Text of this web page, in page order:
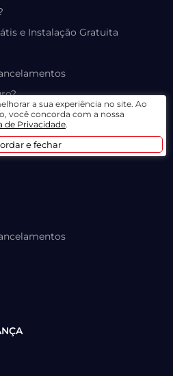
e Instalação Gratuita
a sua experiência no site. Ao
você concorda com a nossa
de Privacidade.
e fechar